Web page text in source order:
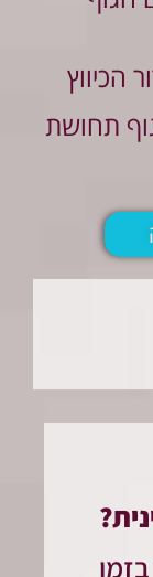
הכיווץ
תחושת
?